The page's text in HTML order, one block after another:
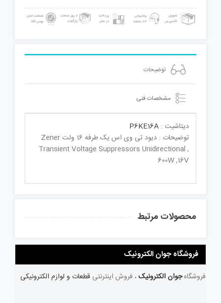
توضیحات
مشخصات فنی
دیتاشیت : P6KE16A
توضیحات : دیود تی وی اس یک طرفه 16 ولت Zener
Transient Voltage Suppressors Unidirectional ,
600W ,16V
محصولات مرتبط
فروشگاه جوان الکترونیک
فروشگاهجوان الکترونیک ، فروش اینترنتی قطعات و لوازم الکترونیکی